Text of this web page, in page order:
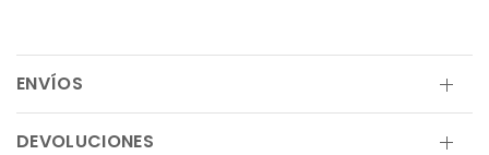
ENVÍOS
DEVOLUCIONES